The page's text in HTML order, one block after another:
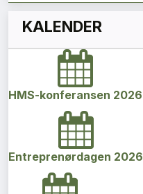
KALENDER
HMS-konferansen 2026
Entreprenørdagen 2026